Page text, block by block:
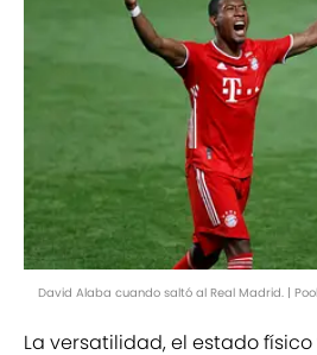
David Alaba cuando saltó al Real Madrid. |
La versatilidad, el estado